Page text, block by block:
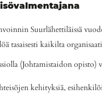
Suurlähettiläissä
tasaisesti kaikilta
(Johtamistaidon opisto)
kehityksiä,